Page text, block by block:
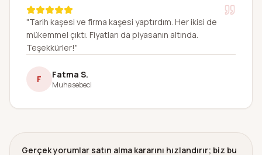
"Tarih kaşesi ve firma kaşesi yaptırdım. Her ikisi de
mükemmel çıktı. Fiyatları da piyasanın altında.
Teşekkürler!"
F Fatma S.
Muhasebeci
Gerçek yorumlar satın alma kararını hızlandırır; biz bu